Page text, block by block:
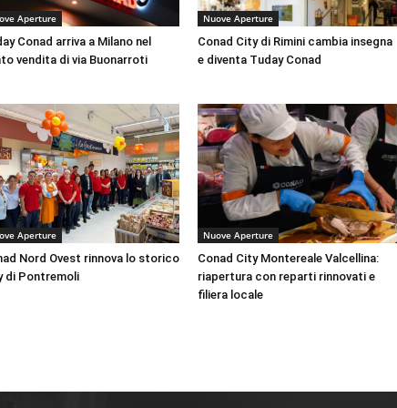
Aperture
Conad arriva a Milano nel
vendita di via Buonarroti
Nuove Aperture
Conad City di Rimini cambia insegna
e diventa Tuday Conad
Aperture
Nord Ovest rinnova lo storico
di Pontremoli
Nuove Aperture
Conad City Montereale Valcellina:
riapertura con reparti rinnovati e
filiera locale